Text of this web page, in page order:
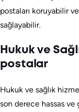
postaları koruyabilir
sağlayabilir.
Hukuk ve
postalar
Hukuk ve sağlık
son derece hassas